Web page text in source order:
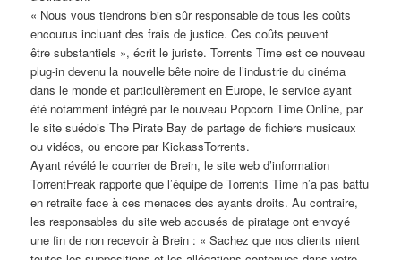
« Nous vous tiendrons bien sûr responsable de tous les coûts
encourus incluant des frais de justice. Ces coûts peuvent
être substantiels », écrit le juriste. Torrents Time est ce nouveau
plug-in devenu la nouvelle bête noire de l’industrie du cinéma
dans le monde et particulièrement en Europe, le service ayant
été notamment intégré par le nouveau Popcorn Time Online, par
le site suédois The Pirate Bay de partage de fichiers musicaux
ou vidéos, ou encore par KickassTorrents.
Ayant révélé le courrier de Brein, le site web d’information
TorrentFreak rapporte que l’équipe de Torrents Time n’a pas battu
en retraite face à ces menaces des ayants droits. Au contraire,
les responsables du site web accusés de piratage ont envoyé
une fin de non recevoir à Brein : « Sachez que nos clients nient